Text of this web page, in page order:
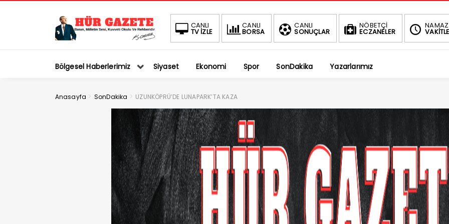
CANLI
TV İZLE
CANLI
BORSA
CANLI
SONUÇLAR
NÖBETÇİ
ECZANELER
NAMAZ
BIST
1.66%
Bölgesel Haberlerimiz Siyaset Ekonomi Spor SonDakika Yazarlarımız
Anasayfa > SonDakika > UZUNKÖPRÜ’DE LUNAPARK’TA KAZA